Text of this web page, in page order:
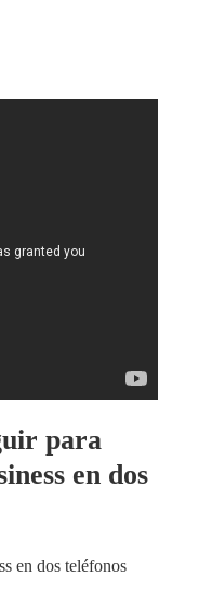
para
en dos
en dos teléfonos